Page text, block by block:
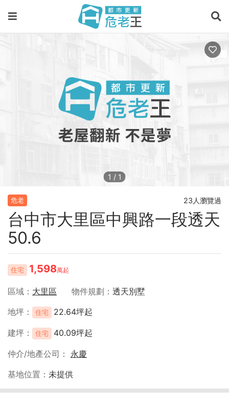
1 / 1
危老 23人瀏覽過
台中市大里區中興路一段透天
50.6
住宅 1,598萬起
區域 大里區 物件規劃
透天別墅
地坪
住宅 22.64坪起
建坪 住宅 40.09坪起
仲介/地產公司
永慶
基地位置
未提供